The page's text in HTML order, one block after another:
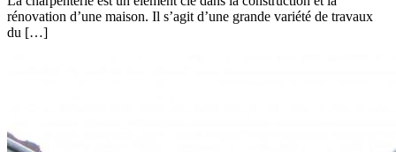
rénovation d’une maison. Il s’agit d’une grande variété de travaux
du […]